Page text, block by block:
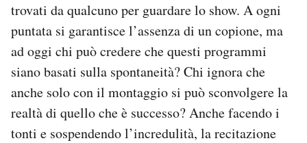
trovati da qualcuno per guardare lo show. A ogni
puntata si garantisce l’assenza di un copione, ma
ad oggi chi può credere che questi programmi
siano basati sulla spontaneità? Chi ignora che
anche solo con il montaggio si può sconvolgere la
realtà di quello che è successo? Anche facendo i
tonti e sospendendo l’incredulità, la recitazione